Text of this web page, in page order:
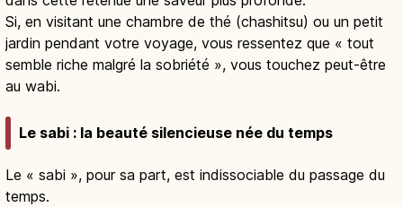
Si, en visitant une chambre de thé (chashitsu) ou un petit
jardin pendant votre voyage, vous ressentez que « tout
semble riche malgré la sobriété », vous touchez peut-être
au wabi.
Le sabi : la beauté silencieuse née du temps
Le « sabi », pour sa part, est indissociable du passage du
temps.